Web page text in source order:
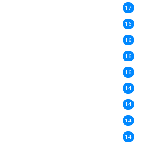
17
16
16
16
16
14
14
14
14